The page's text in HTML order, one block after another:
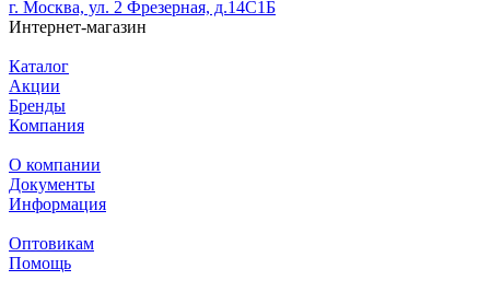
г. Москва, ул. 2 Фрезерная, д.14С1Б
Интернет-магазин
Каталог
Акции
Бренды
Компания
О компании
Документы
Информация
Оптовикам
Помощь